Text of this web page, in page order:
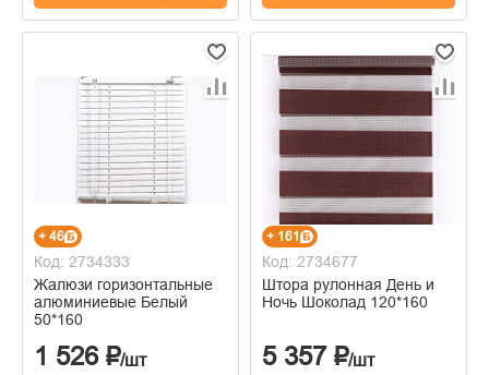
+ 46
Код: 2734333
Жалюзи горизонтальные
алюминиевые Белый
50*160
1 526 ₽/шт
+ 161
Код: 2734677
Штора рулонная День и
Ночь Шоколад 120*160
5 357 ₽/шт